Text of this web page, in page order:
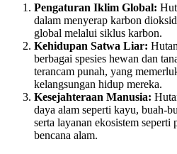
Pengaturan Iklim Global:
dalam menyerap karbon
global melalui siklus karbon.
Kehidupan Satwa Liar:
berbagai spesies hewan dan
terancam punah, yang
kelangsungan hidup mereka.
Kesejahteraan Manusia:
daya alam seperti kayu, buah-
serta layanan ekosistem seperti
bencana alam.